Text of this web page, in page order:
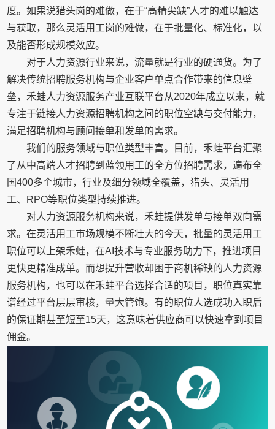
度。如果说猎头岗的难做，在于“高精尖缺”人才的难以触达
与获取，那么灵活用工岗的难做，在于批量化、标准化，以
及能否形成规模效应。
对于人力资源行业来说，流量就是行业的硬通货。为了
解决传统招聘服务机构与企业客户单点合作带来的信息壁
垒，禾蛙人力资源服务产业互联平台从2020年成立以来，就
专注于链接人力资源招聘机构之间的职位空缺与交付能力，
满足招聘机构与顾问接单和发单的需求。
我们的服务领域与职位类型丰富。目前，禾蛙平台汇聚
了从中高端人才招聘到蓝领用工的全方位招聘需求，遍布全
国400多个城市，行业及细分领域全覆盖，猎头、灵活用
工、RPO等职位类型持续推进。
对人力资源服务机构来说，禾蛙提供发单与接单双向需
求。在灵活用工市场规模不断壮大的今天，批量的灵活用工
职位可以上架禾蛙，在AI技术与专业服务助力下，推进项目
更快更精准成单。而想提升营收却困于商机稀缺的人力资源
服务机构，也可以在禾蛙平台选择合适的项目，职位真实靠
谱经过平台层层审核，量大管饱。有的职位人选成功入职后
的保证期甚至短至15天，这意味着供应商可以快速拿到项目
佣金。